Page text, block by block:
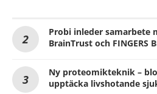
Probi inleder samarbete
BrainTrust och
Ny proteomikteknik –
upptäcka livshotande